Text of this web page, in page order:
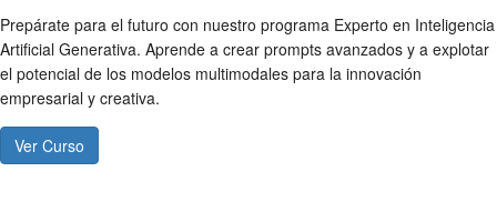
Prepárate para el futuro con nuestro programa Experto en Inteligencia
Artificial Generativa. Aprende a crear prompts avanzados y a explotar
el potencial de los modelos multimodales para la innovación
empresarial y creativa.
Ver Curso